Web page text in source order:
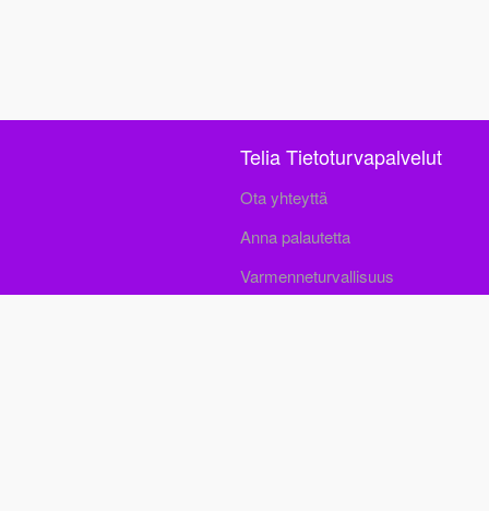
Telia Tietoturvapalvelut
Ota yhteyttä
Anna palautetta
Varmenneturvallisuus